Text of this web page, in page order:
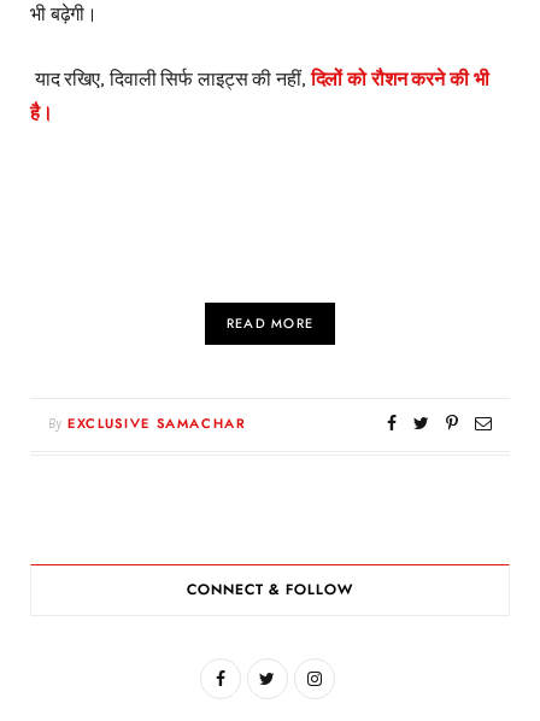
भी बढ़ेगी।
याद रखिए, दिवाली सिर्फ लाइट्स की नहीं,दिलों को रौशन करने की भी
है।
READ MORE
By EXCLUSIVE SAMACHAR
CONNECT & FOLLOW
F
I